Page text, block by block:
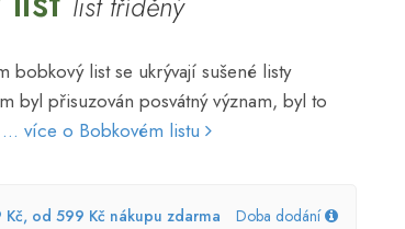
bobkový list se ukrývají sušené listy
byl přisuzován posvátný význam, byl to
... více o Bobkovém listu
od 599 Kč nákupu zdarma Doba dodání